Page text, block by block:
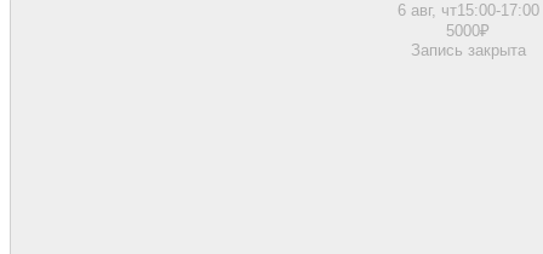
6 авг, чт15:00-17:00
5000₽
Запись закрыта